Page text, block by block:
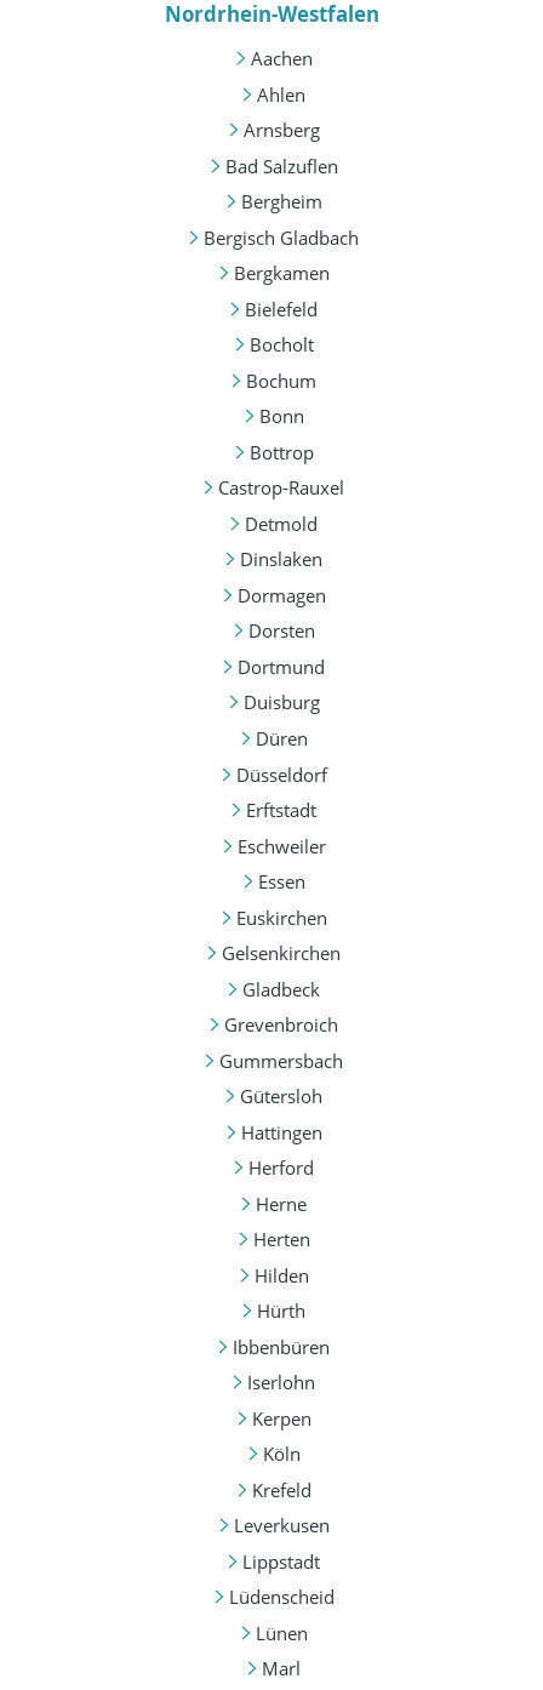
Nordrhein-Westfalen
Aachen
Ahlen
Arnsberg
Bad Salzuflen
Bergheim
Bergisch Gladbach
Bergkamen
Bielefeld
Bocholt
Bochum
Bonn
Bottrop
Castrop-Rauxel
Detmold
Dinslaken
Dormagen
Dorsten
Dortmund
Duisburg
Düren
Düsseldorf
Erftstadt
Eschweiler
Essen
Euskirchen
Gelsenkirchen
Gladbeck
Grevenbroich
Gummersbach
Gütersloh
Hattingen
Herford
Herne
Herten
Hilden
Hürth
Ibbenbüren
Iserlohn
Kerpen
Köln
Krefeld
Leverkusen
Lippstadt
Lüdenscheid
Lünen
Marl